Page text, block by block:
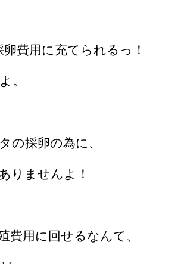
費用に充てられるっ！
。
の採卵の為に、
りませんよ！
費用に回せるなんて、